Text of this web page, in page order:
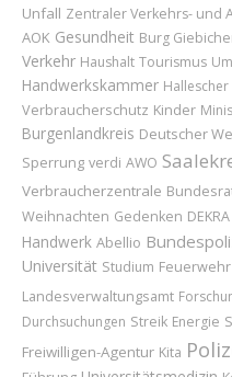
Unfall Zentraler Verkehrs- und
AOK Gesundheit Burg
Verkehr Haushalt Tourismus
Handwerkskammer Hallescher
Verbraucherschutz Kinder
Burgenlandkreis Deutscher
Sperrung verdi AWO
Verbraucherzentrale
Weihnachten Gedenken DEKRA
Handwerk Abellio
Universität Studium Feuerwehr
Landesverwaltungsamt
Durchsuchungen Streik Energie
Freiwilligen-Agentur Kita